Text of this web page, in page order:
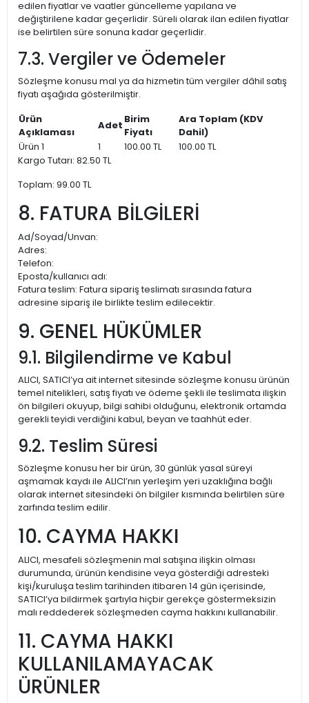
edilen fiyatlar ve vaatler güncelleme yapılana ve
değiştirilene kadar geçerlidir. Süreli olarak ilan edilen fiyatlar
ise belirtilen süre sonuna kadar geçerlidir.
7.3. Vergiler ve Ödemeler
Sözleşme konusu mal ya da hizmetin tüm vergiler dâhil satış
fiyatı aşağıda gösterilmiştir.
Ürün
Açıklaması
Adet Birim
Fiyatı
Ara Toplam (KDV
Dahil)
Ürün 1
1 100.00 TL
100.00 TL
Kargo Tutarı: 82.50 TL
Toplam: 99.00 TL
8. FATURA BİLGİLERİ
Ad/Soyad/Unvan:
Adres:
Telefon:
Eposta/kullanıcı adı:
Fatura teslim: Fatura sipariş teslimatı sırasında fatura
adresine sipariş ile birlikte teslim edilecektir.
9. GENEL HÜKÜMLER
9.1. Bilgilendirme ve Kabul
ALICI, SATICI’ya ait internet sitesinde sözleşme konusu ürünün
temel nitelikleri, satış fiyatı ve ödeme şekli ile teslimata ilişkin
ön bilgileri okuyup, bilgi sahibi olduğunu, elektronik ortamda
gerekli teyidi verdiğini kabul, beyan ve taahhüt eder.
9.2. Teslim Süresi
Sözleşme konusu her bir ürün, 30 günlük yasal süreyi
aşmamak kaydı ile ALICI’nın yerleşim yeri uzaklığına bağlı
olarak internet sitesindeki ön bilgiler kısmında belirtilen süre
zarfında teslim edilir.
10. CAYMA HAKKI
ALICI, mesafeli sözleşmenin mal satışına ilişkin olması
durumunda, ürünün kendisine veya gösterdiği adresteki
kişi/kuruluşa teslim tarihinden itibaren 14 gün içerisinde,
SATICI’ya bildirmek şartıyla hiçbir gerekçe göstermeksizin
malı reddederek sözleşmeden cayma hakkını kullanabilir.
11. CAYMA HAKKI
KULLANILAMAYACAK
ÜRÜNLER